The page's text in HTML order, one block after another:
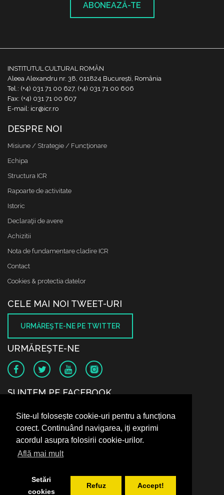
Site-ul folosește cookie-uri pentru a funcționa
corect. Continuând navigarea, iți exprimi
acordul asupra folosirii cookie-urilor.
Află mai mult
Setări
cookies
Refuz Accept!
ABONEAZĂ-TE
INSTITUTUL CULTURAL ROMÂN
Aleea Alexandru nr. 38, 011824 București, România
Tel.: (+4) 031 71 00 627, (+4) 031 71 00 606
Fax: (+4) 031 71 00 607
E-mail: icr@icr.ro
DESPRE NOI
Misiune / Strategie / Funcţionare
Echipa
Structura ICR
Rapoarte de activitate
Istoric
Declaraţii de avere
Achizitii
Nota de fundamentare cladire ICR
Contact
Cookies & protectia datelor
CELE MAI NOI TWEET-URI
URMĂREŞTE-NE PE TWITTER
URMĂREŞTE-NE
SUNTEM PE FACEBOOK